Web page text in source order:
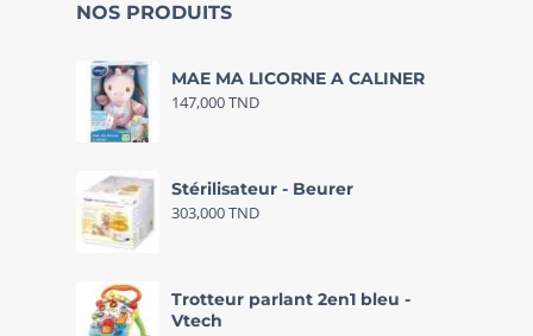
NOS PRODUITS
MAE MA LICORNE A CALINER
147,000TND
Stérilisateur - Beurer
303,000TND
Trotteur parlant 2en1 bleu -
Vtech